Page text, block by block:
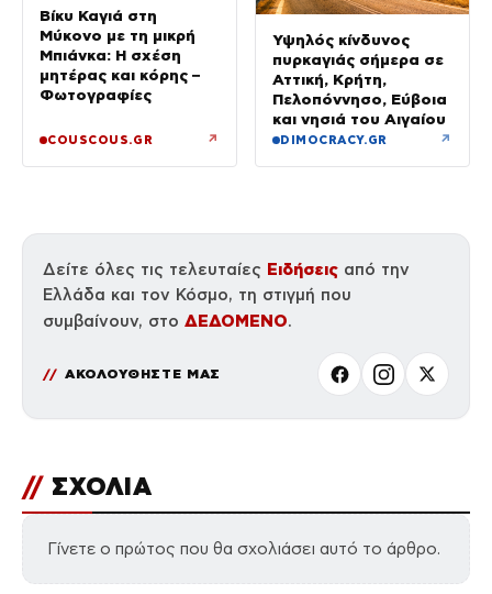
Βίκυ Καγιά στη
Μύκονο με τη μικρή
Μπιάνκα: Η σχέση
μητέρας και κόρης –
Φωτογραφίες
COUSCOUS.GR ↗
Υψηλός κίνδυνος
πυρκαγιάς σήμερα σε
Αττική, Κρήτη,
Πελοπόννησο, Εύβοια
και νησιά του Αιγαίου
DIMOCRACY.GR ↗
Δείτε όλες τις τελευταίες Ειδήσεις από την
Ελλάδα και τον Κόσμο, τη στιγμή που
συμβαίνουν, στο ΔΕΔΟΜΕΝΟ.
ΑΚΟΛΟΥΘΗΣΤΕ ΜΑΣ
// ΣΧΟΛΙΑ
Γίνετε ο πρώτος που θα σχολιάσει αυτό το άρθρο.